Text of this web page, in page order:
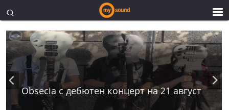
Obsecia с дебютен концерт на 21 август